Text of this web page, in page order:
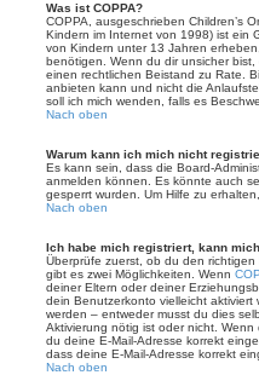
Was ist COPPA?
COPPA, ausgeschrieben Children’s
Kindern im Internet von 1998) ist ein
von Kindern unter 13 Jahren
benötigen. Wenn du dir unsicher
einen rechtlichen Beistand zu Rate.
anbieten kann und nicht die
soll ich mich wenden, falls es
Nach oben
Warum kann ich mich nicht
Es kann sein, dass die Board-
anmelden können. Es könnte auch
gesperrt wurden. Um Hilfe zu
Nach oben
Ich habe mich registriert, kann
Überprüfe zuerst, ob du den
gibt es zwei Möglichkeiten. Wenn
deiner Eltern oder deiner
dein Benutzerkonto vielleicht
werden – entweder musst du dies
Aktivierung nötig ist oder nicht.
du deine E-Mail-Adresse korrekt
dass deine E-Mail-Adresse korrekt
Nach oben